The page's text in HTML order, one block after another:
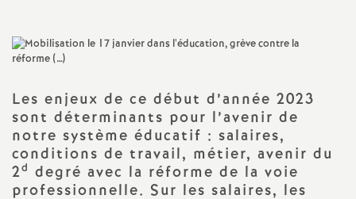
i
o
n
a
Les enjeux de ce début d’année 2023
sont déterminants pour l’avenir de
notre système éducatif : salaires,
conditions de travail, métier, avenir du
2d degré avec la réforme de la voie
professionnelle. Sur les salaires, les